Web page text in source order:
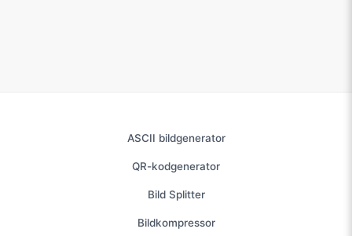
ASCII bildgenerator
QR-kodgenerator
Bild Splitter
Bildkompressor